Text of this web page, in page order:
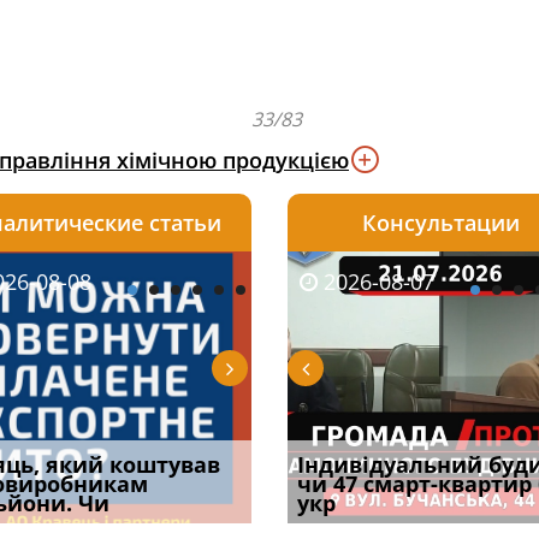
33/83
хімічною продукцією
06
встановив для
шкоди
2026-08-06
Документи, на яких не
проставляється
апостиль: пер
статьи
08-08
який коштував
Чи
2026-08-07
Огляд практики ВС від
Ростислава Кравця, що
опублі
Консультации
2026-05-25
ТЦК при зміні
проживання:
судов
2026-08-07
Індивідуальний
чи 47 смарт-квартир
укр
2026-07-30
Восьмий ААС
підтвердив, що
може скас